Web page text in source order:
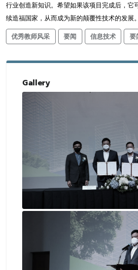
行业创造新知识。希望如果该项目完成后，它
续造福国家，从而成为新的颠覆性技术的发展。
优秀教师风采
要闻 信息技术 要
Gallery